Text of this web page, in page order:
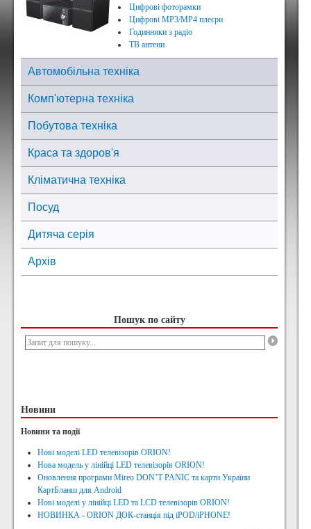
Цифрові фоторамки
Цифрові МР3/MP4 плеєри
Годинники з радіо
ТВ антени
Автомобільна техніка
Комп'ютерна техніка
Побутова техніка
Краса та здоров'я
Кліматична техніка
Посуд
Дитяча серія
Архів
Пошук по сайту
Новини
Новини та події
Нові моделі LED телевізорів ORION!
Нова модель у лінійці LED телевізорів ORION!
Оновлення програми Mireo DON’T PANIC та карти України
КартБланш для Android
Нові моделі у лінійці LED та LCD телевізорів ORION!
НОВИНКА - ORION ДОК-станція під iPOD/iPHONE!